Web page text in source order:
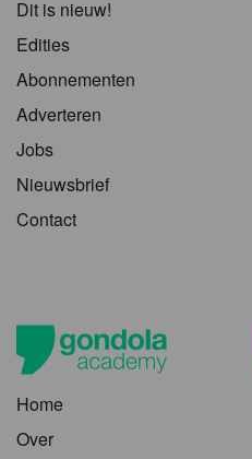
Dit is nieuw!
Edities
Abonnementen
Adverteren
Jobs
Nieuwsbrief
Contact
Home
Over